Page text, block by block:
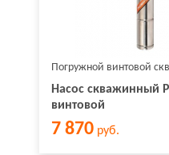
Погружной винтовой
Насос скважинный
винтовой
7 870 руб.